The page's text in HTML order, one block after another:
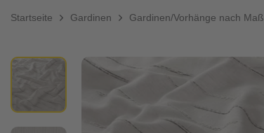
Startseite Gardinen Gardinen/Vorhänge nach Maß